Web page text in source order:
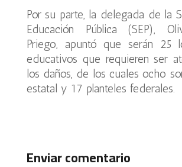
Por su parte, la delegada de la
Educación Pública (SEP),
Priego, apuntó que serán 25
educativos que requieren ser
los daños, de los cuales ocho
estatal y 17 planteles federales.
Enviar comentario